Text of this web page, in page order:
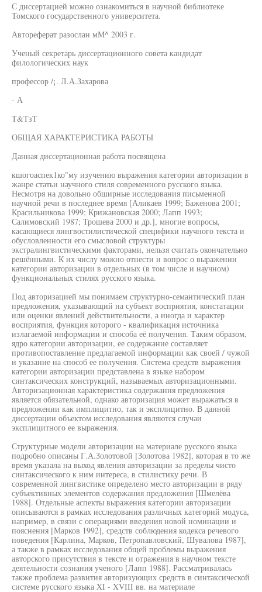
С диссертацией можно ознакомиться в научной библиотеке
Томского государственного университета.
Автореферат разослан мМ^ 2003 г.
Ученый секретарь диссертационного совета кандидат
филологических наук
профессор /¡. Л.А.Захарова
- А
Т&ТзТ
ОБЩАЯ ХАРАКТЕРИСТИКА РАБОТЫ
Данная диссертационная работа посвящена
кшогоаспек1ко"му изучению выражения категории авторизации в
жанре статьи научного стиля современного русского языка.
Несмотря на довольно обширные исследования письменной
научной речи в последнее время [Аликаев 1999; Баженова 2001;
Красильникова 1999; Крижановская 2000; Лапп 1993;
Салимовский 1987; Трошева 2000 и др.], многие вопросы,
касающиеся лингвостилистической специфики научного текста и
обусловленности его смысловой структуры
экстралингвистическими факторами, нельзя считать окончательно
решёнными. К их числу можно отнести и вопрос о выражении
категории авторизации в отдельных (в том числе и научном)
функциональных стилях русского языка.
Под авторизацией мы понимаем структурно-семантический план
предложения, указывающий на субъект восприятия, констатации
или оценки явлений действительности, а иногда и характер
восприятия, функция которого - квалификация источника
излагаемой информации и способа её получения. Таким образом,
ядро категории авторизации, ее содержание составляет
противопоставление предлагаемой информации как своей / чужой
и указание на способ ее получения. Система средств выражения
категории авторизации представлена в языке набором
синтаксических конструкций, называемых авторизационными.
Авторизационная характеристика содержания предложения
является обязательной, однако авторизация может выражаться в
предложении как имплицитно, так и эксплицитно. В данной
диссертации объектом исследования являются случаи
эксплицитного ее выражения.
Структурные модели авторизации на материале русского языка
подробно описаны Г.А.Золотовой [Золотова 1982], которая в то же
время указала на выход явления авторизации за пределы чисто
синтаксического к ним интереса, в стилистику речи. В
современной лингвистике определено место авторизации в ряду
субъективных элементов содержания предложения [Шмелёва
1988]. Отдельные аспекты выражения категории авторизации
описываются в рамках исследования различных категорий модуса,
например, в связи с операциями введения новой номинации и
пояснения [Марков 1992], средств соблюдения кодекса речевого
поведения [Карлина, Марков, Петропавловский, Шувалова 1987],
а также в рамках исследования общей проблемы выражения
авторского присутствия в тексте и отражения в научном тексте
деятельности сознания ученого [Лапп 1988]. Рассматривалась
также проблема развития авторизующих средств в синтаксической
системе русского языка XI - XVIII вв. на материале